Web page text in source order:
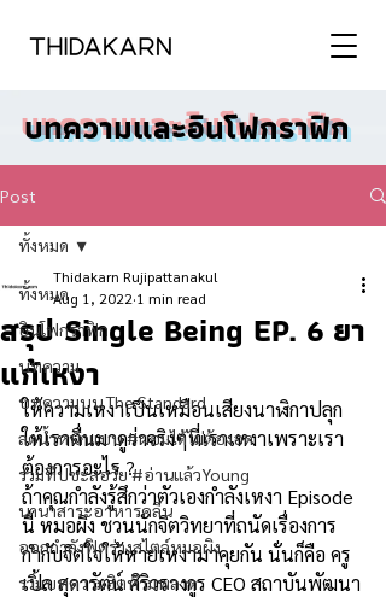
บทความและอินโฟกราฟิก
Post
ทั้งหมด
อินโฟกราฟิก
บทความ
บทความบน The Standard
ลดน้ำหนักแบบ #ผอมได้ไม่ต้องอด
รวมทิปชะลอวัย #อ่านแล้วYoung
นานาสาระอาหารคลีน
ออกกำลังฟิตร่างสไตล์หมอผิง
รวมบทความฮิตห้ามพลาด
ทั้งหมด
สรุป Single Being EP. 6 ยา
แก้เหงา
Thidakarn Rujipattanakul
Aug 1, 2022 1 min read
ให้ความเหงาเป็นเหมือนเสียงนาฬิกาปลุก
ให้เราตื่นมาดูว่าจริงๆที่เราเหงาเพราะเรา
ต้องการอะไร ?
ถ้าคุณกำลังรู้สึกว่าตัวเองกำลังเหงา Episode
นี้ หมอผิง ชวนนักจิตวิทยาที่ถนัดเรื่องการ
กำกับจิตใจให้หายเหงามาคุยกัน นั่นก็คือ ครู
เปิ้ล สุดารัตน์ ศิริวรางกูร CEO สถาบันพัฒนา